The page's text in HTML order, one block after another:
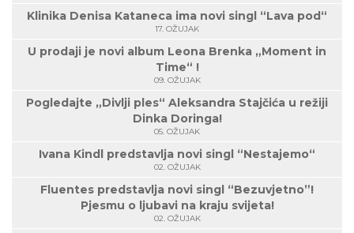
Klinika Denisa Kataneca ima novi singl “Lava pod“
17. OŽUJAK
U prodaji je novi album Leona Brenka „Moment in
Time“ !
09. OŽUJAK
Pogledajte „Divlji ples“ Aleksandra Stajčića u režiji
Dinka Doringa!
05. OŽUJAK
Ivana Kindl predstavlja novi singl “Nestajemo“
02. OŽUJAK
Fluentes predstavlja novi singl “Bezuvjetno”!
Pjesmu o ljubavi na kraju svijeta!
02. OŽUJAK